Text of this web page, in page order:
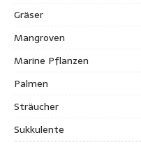
Gräser
Mangroven
Marine Pflanzen
Palmen
Sträucher
Sukkulente